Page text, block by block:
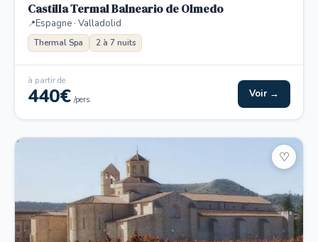
Castilla Termal Balneario de Olmedo
Espagne · Valladolid
Thermal Spa 2 à 7 nuits
à partir de
440€ /pers. Voir →
♡